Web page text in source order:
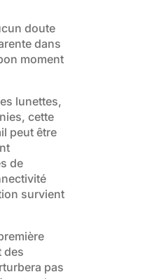
doute
dans
moment
lunettes,
cette
peut être
de
survient
des
pas